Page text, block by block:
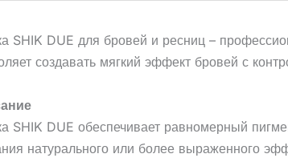
SHIK DUE для бровей и ресниц –
создавать мягкий эффект бровей с
SHIK DUE обеспечивает равномерный
натурального или более выраженного